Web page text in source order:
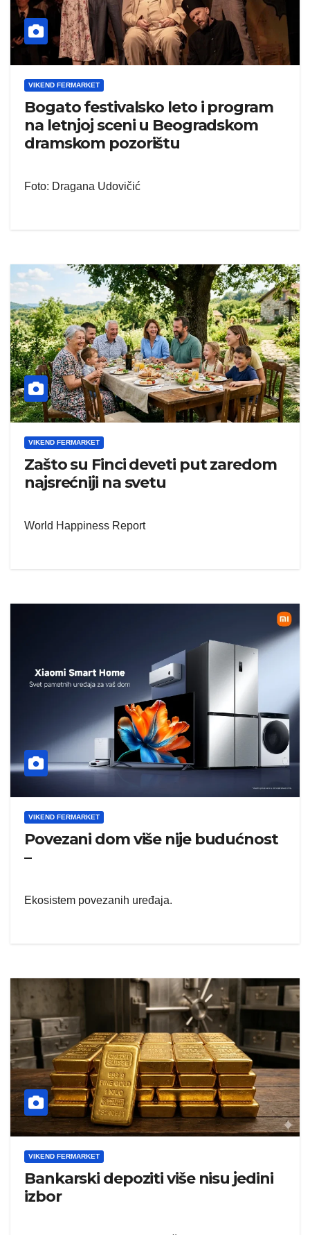
VIKEND FERMARKET
Bogato festivalsko leto i program
na letnjoj sceni u Beogradskom
dramskom pozorištu
Foto: Dragana Udovičić
VIKEND FERMARKET
Zašto su Finci deveti put zaredom
najsrećniji na svetu
World Happiness Report
VIKEND FERMARKET
Povezani dom više nije budućnost
–
Ekosistem povezanih uređaja.
VIKEND FERMARKET
Bankarski depoziti više nisu jedini
izbor